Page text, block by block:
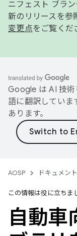
ニフェスト ブラ
新のリリースを参
変更点をご覧くだ
Google は AI 技
語に翻訳していま
あります。
AOSP ドキュメント
この情報は役に立ちま
自動車